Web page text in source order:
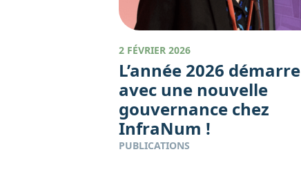
2 FÉVRIER 2026
L’année 2026 démarre
avec une nouvelle
gouvernance chez
InfraNum !
PUBLICATIONS